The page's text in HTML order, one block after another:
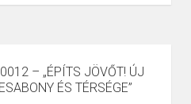
– „ÉPÍTS JÖVŐT! ÚJ
ÉS TÉRSÉGE”